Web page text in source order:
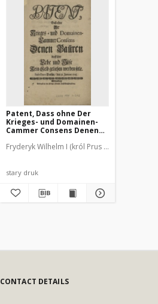
Patent, Dass ohne Der
Krieges- und Domainen-
Cammer Consens Denen
Höfe Kein Geld geliehen
Fryderyk Wilhelm I (król Prus ; 1688-1740).
stary druk
CONTACT DETAILS